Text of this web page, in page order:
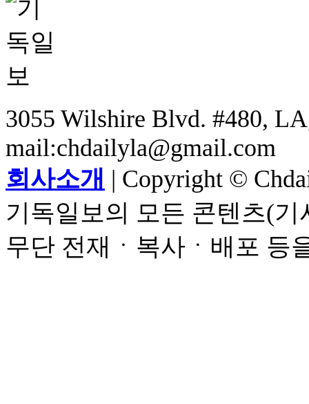
3055 Wilshire Blvd. #480,
mail:chdailyla@gmail.com
회사소개 | Copyright ©
기독일보의 모든 콘텐츠(
무단 전재ㆍ복사ㆍ배포 등